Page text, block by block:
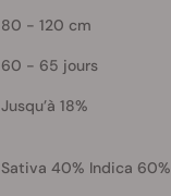
80 - 120 cm
60 - 65 jours
Jusqu’à 18%
Sativa 40% Indica 60%